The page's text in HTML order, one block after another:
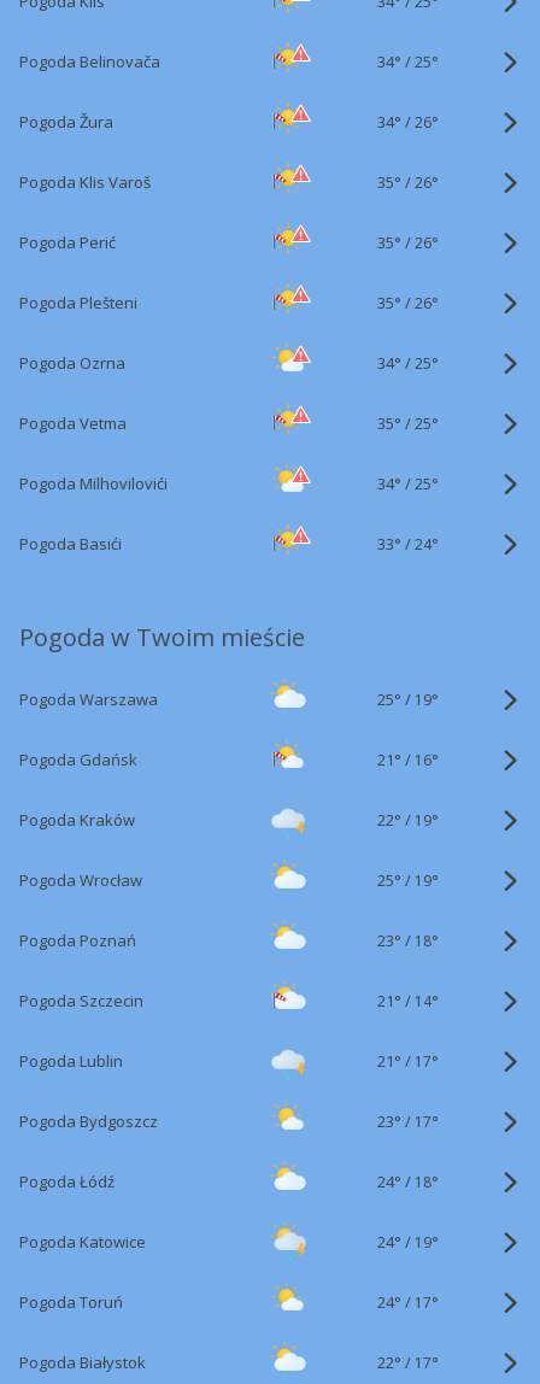
Pogoda Belinovača 34° /25°
Pogoda Žura 34° /26°
Pogoda Klis Varoš 35° /26°
Pogoda Perić 35° /26°
Pogoda Plešteni 35° /26°
Pogoda Ozrna 34° /25°
Pogoda Vetma 35° /25°
Pogoda Milhovilovići 34° /25°
Pogoda Basići 33° /24°
Pogoda w Twoim mieście
Pogoda Warszawa 25° / 19°
Pogoda Gdańsk 21° / 16°
Pogoda Kraków 22° / 19°
Pogoda Wrocław 25° / 19°
Pogoda Poznań 23° / 18°
Pogoda Szczecin 21° / 14°
Pogoda Lublin 21° / 17°
Pogoda Bydgoszcz 23° / 17°
Pogoda Łódź 24° / 18°
Pogoda Katowice 24° / 19°
Pogoda Toruń 24° / 17°
Pogoda Białystok 22° / 17°